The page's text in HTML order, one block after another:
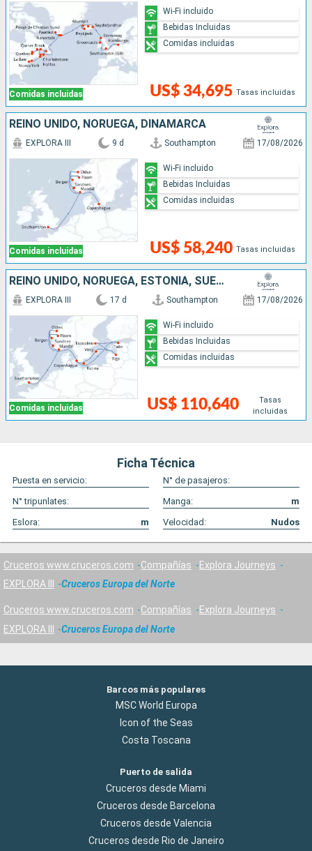
Comidas incluidas US$ 34,695 Tasas incluidas
Wi-Fi incluido
Bebidas Incluidas
Comidas incluidas
REINO UNIDO, NORUEGA, DINAMARCA
Comidas incluidas
EXPLORA III 9 d Southampton 17/08/2026
US$ 58,240 Tasas incluidas
Wi-Fi incluido
Bebidas Incluidas
Comidas incluidas
REINO UNIDO, NORUEGA, ESTONIA, SUECIA, LETONIA, DINAMARCA
Comidas incluidas
EXPLORA III 17 d Southampton 17/08/2026
US$ 110,640
Tasas
incluidas
Wi-Fi incluido
Bebidas Incluidas
Comidas incluidas
Ficha Técnica
Puesta en servicio:
N° de pasajeros:
N° tripunlates:
Manga:
m
Eslora:
m Velocidad: Nudos
Cruceros www.cruceros.com Compañías
Explora Journeys
EXPLORA III
Cruceros Europa del Norte
Cruceros www.cruceros.com Compañías
Explora Journeys
EXPLORA III
Cruceros Europa del Norte
Barcos más populares
MSC World Europa
Icon of the Seas
Costa Toscana
Puerto de salida
Cruceros desde Miami
Cruceros desde Barcelona
Cruceros desde Valencia
Cruceros desde Rio de Janeiro